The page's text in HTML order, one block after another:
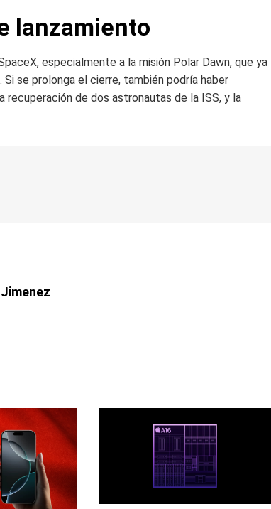
lanzamiento
especialmente a la misión Polar Dawn, que ya
se prolonga el cierre, también podría haber
recuperación de dos astronautas de la ISS, y la